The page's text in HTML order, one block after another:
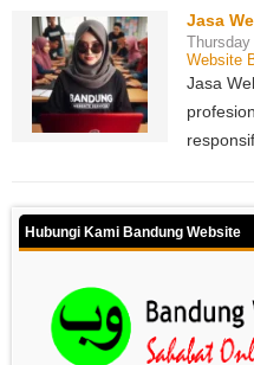
Jasa
Thursday
Website
Jasa
Hubungi Kami Bandung Website